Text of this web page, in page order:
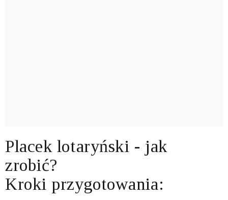
Placek lotaryński - jak
zrobić?
Kroki przygotowania: